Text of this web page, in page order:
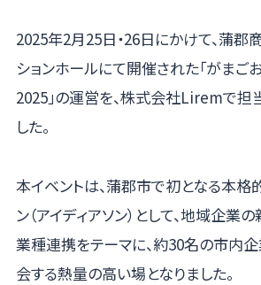
2025年2月25日・26日にかけて、蒲郡
ションホールにて開催された「がまご
2025」の運営を、株式会社Liremで担
した。
本イベントは、蒲郡市で初となる本格
ン（アイディアソン）として、地域企
業種連携をテーマに、約30名の市内
会する熱量の高い場となりました​。